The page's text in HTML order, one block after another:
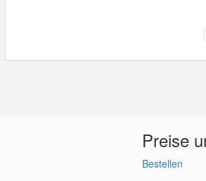
Preise
Bestellen